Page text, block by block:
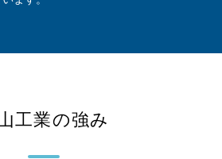
工業の強み